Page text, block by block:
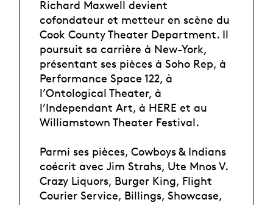
Richard Maxwell devient
cofondateur et metteur en scène du
Cook County Theater Department. Il
poursuit sa carrière à New-York,
présentant ses pièces à Soho Rep, à
Performance Space 122, à
l’Ontological Theater, à
l’Independant Art, à HERE et au
Williamstown Theater Festival.
Parmi ses pièces, Cowboys & Indians
coécrit avec Jim Strahs, Ute Mnos V.
Crazy Liquors, Burger King, Flight
Courier Service, Billings, Showcase,